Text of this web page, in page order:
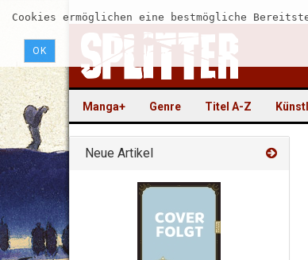
Cookies ermöglichen eine bestmögliche
OK
Manga+ Genre Titel A-Z
Neue Artikel